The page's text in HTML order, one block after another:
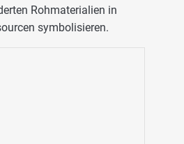
Rohmaterialien in
symbolisieren.